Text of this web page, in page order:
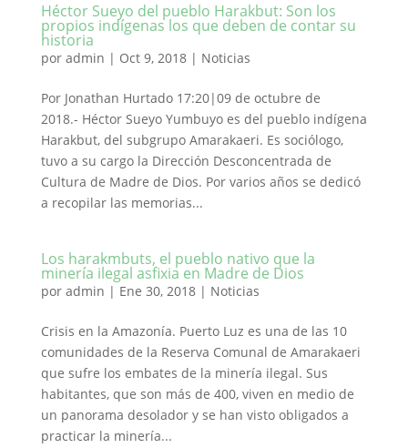
Héctor Sueyo del pueblo Harakbut: Son los
propios indígenas los que deben de contar su
historia
por admin | Oct 9, 2018| Noticias
Por Jonathan Hurtado 17:20|09 de octubre de
2018.- Héctor Sueyo Yumbuyo es del pueblo indígena
Harakbut, del subgrupo Amarakaeri. Es sociólogo,
tuvo a su cargo la Dirección Desconcentrada de
Cultura de Madre de Dios. Por varios años se dedicó
a recopilar las memorias...
Los harakmbuts, el pueblo nativo que la
minería ilegal asfixia en Madre de Dios
por admin | Ene 30, 2018| Noticias
Crisis en la Amazonía. Puerto Luz es una de las 10
comunidades de la Reserva Comunal de Amarakaeri
que sufre los embates de la minería ilegal. Sus
habitantes, que son más de 400, viven en medio de
un panorama desolador y se han visto obligados a
practicar la minería...